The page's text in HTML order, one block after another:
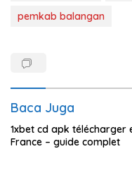
pemkab balangan
Baca Juga
1xbet cd apk télécharger
France – guide complet